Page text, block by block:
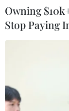
Owning
Stop Paying